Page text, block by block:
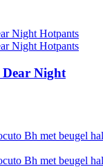
Dear Night